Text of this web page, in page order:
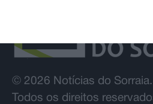
© 2026 Notícias do Sorraia.
Todos os direitos